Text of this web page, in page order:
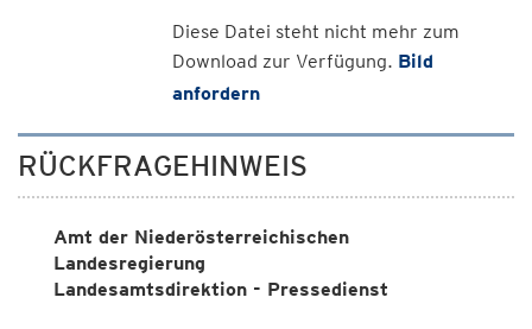
Diese Datei steht nicht mehr zum
Download zur Verfügung. Bild
anfordern
RÜCKFRAGEHINWEIS
Amt der Niederösterreichischen
Landesregierung
Landesamtsdirektion - Pressedienst